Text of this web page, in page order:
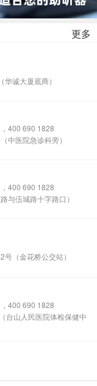
更多
诚大厦底商）
400 690 1828
中医院急诊科旁）
400 690 1828
与伍城路十字路口）
（金花桥公交站）
400 690 1828
台山人民医院体检保健中